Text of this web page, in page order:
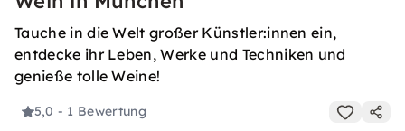
Tauche in die Welt großer Künstler:innen ein,
entdecke ihr Leben, Werke und Techniken und
genieße tolle Weine!
5,0 - 1 Bewertung